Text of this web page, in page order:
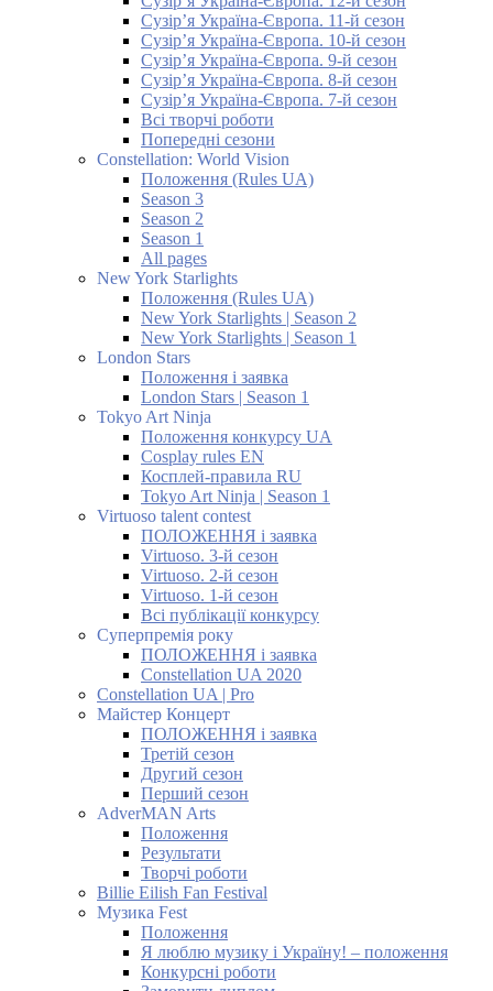
Сузір’я Україна-Європа. 11-й сезон
Сузір’я Україна-Європа. 10-й сезон
Сузір’я Україна-Європа. 9-й сезон
Сузір’я Україна-Європа. 8-й сезон
Сузір’я Україна-Європа. 7-й сезон
Всі творчі роботи
Попередні сезони
Constellation: World Vision
Положення (Rules UA)
Season 3
Season 2
Season 1
All pages
New York Starlights
Положення (Rules UA)
New York Starlights | Season 2
New York Starlights | Season 1
London Stars
Положення і заявка
London Stars | Season 1
Tokyo Art Ninja
Положення конкурсу UA
Cosplay rules EN
Косплей-правила RU
Tokyo Art Ninja | Season 1
Virtuoso talent contest
ПОЛОЖЕННЯ і заявка
Virtuoso. 3-й сезон
Virtuoso. 2-й сезон
Virtuoso. 1-й сезон
Всі публікації конкурсу
Суперпремія року
ПОЛОЖЕННЯ і заявка
Constellation UA 2020
Constellation UA | Pro
Майстер Концерт
ПОЛОЖЕННЯ і заявка
Третій сезон
Другий сезон
Перший сезон
AdverMAN Arts
Положення
Результати
Творчі роботи
Billie Eilish Fan Festival
Музика Fest
Положення
Я люблю музику і Україну! – положення
Конкурсні роботи